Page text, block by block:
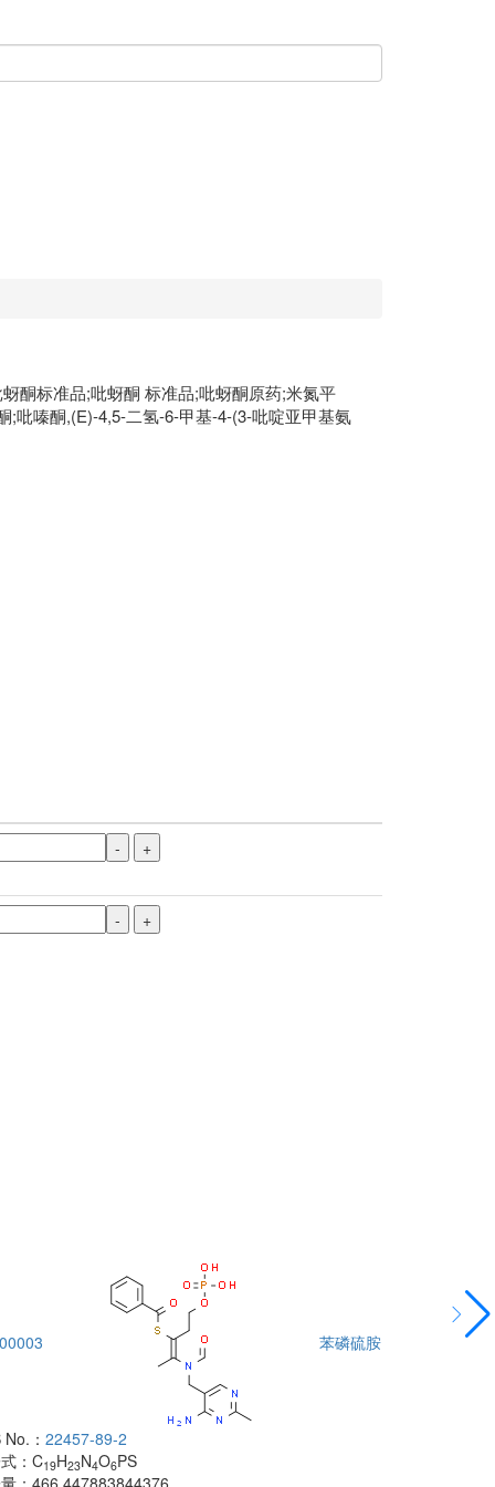
酮标准品;吡蚜酮 标准品;吡蚜酮原药;米氮平
;吡嗪酮,(E)-4,5-二氢-6-甲基-4-(3-吡啶亚甲基氨
- +
- +
苯磷硫胺
： 22457-89-2
： C19H23N4O6PS
： 466.447883844376
DTA00004